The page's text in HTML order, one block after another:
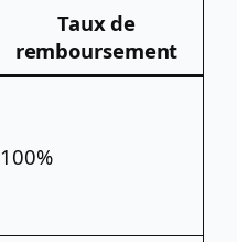
Taux de
remboursement
100%